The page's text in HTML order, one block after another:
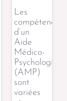
Les
compétences
d’un
Aide
Médico-
Psychologique
(AMP)
sont
variées